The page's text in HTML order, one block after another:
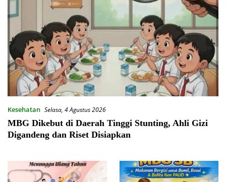
Kesehatan Selasa, 4 Agustus 2026
MBG Dikebut di Daerah Tinggi Stunting, Ahli Gizi
Digandeng dan Riset Disiapkan